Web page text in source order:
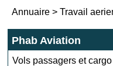
Annuaire >Travail
Phab Aviation
Vols passagers et